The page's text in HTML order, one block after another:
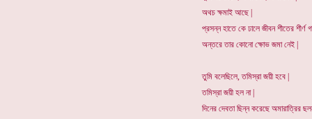
অথচ ক্ষমাই আছে |
প্রসন্ন হাতে কে ঢালে জীবন শীতের শীর্ণ
অন্তরে তার কোনো ক্ষোভ জমা নেই |
তুমি বলেছিলে, তমিস্রা জয়ী হবে |
তমিস্রা জয়ী হল না |
দিনের দেবতা ছিন্ন করেছে অমারাত্রির